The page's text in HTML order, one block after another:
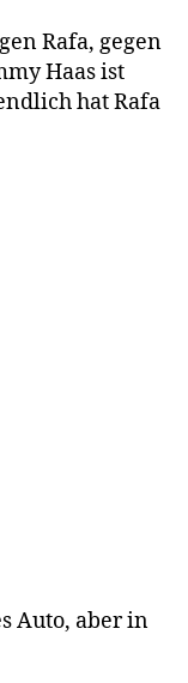
Rafa, gegen
Haas ist
hat Rafa
Auto, aber in